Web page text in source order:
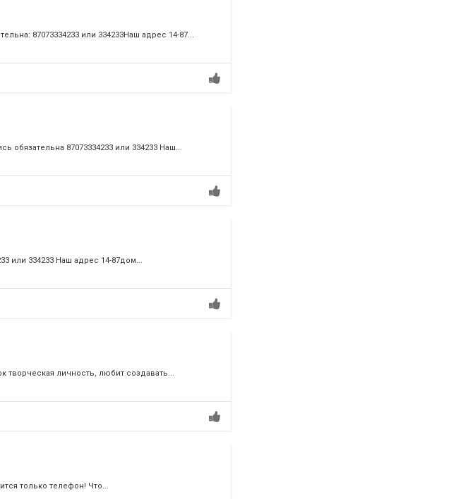
87073334233 или 334233Наш адрес 14-87...
обязательна 87073334233 или 334233 Наш...
или 334233 Наш адрес 14-87дом...
личность, любит создавать...
только телефон! Что...